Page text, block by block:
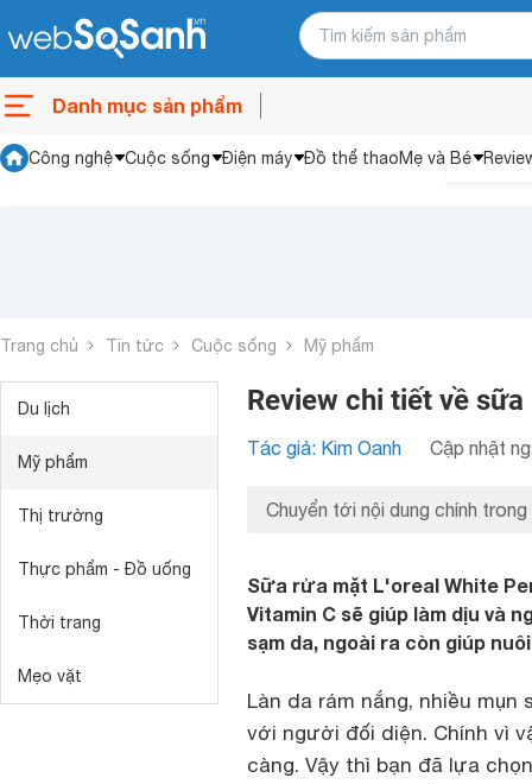
Danh mục sản phẩm
Công nghệ Cuộc sống Điện máy Đồ thể thaoMẹ và Bé
Trang chủ Tin tức Cuộc sống Mỹ phẩm
Du lịch
Mỹ phẩm
Thị trường
Thực phẩm - Đồ uống
Thời trang
Mẹo vặt
Review chi tiết về
Tác giả: Kim Oanh Cập nhật
Chuyển tới nội dung chính trong
Sữa rửa mặt L'oreal White
Vitamin C sẽ giúp làm dịu và
sạm da, ngoài ra còn giúp
Làn da rám nắng, nhiều
với người đối diện. Chính vì
càng. Vậy thì bạn đã lựa